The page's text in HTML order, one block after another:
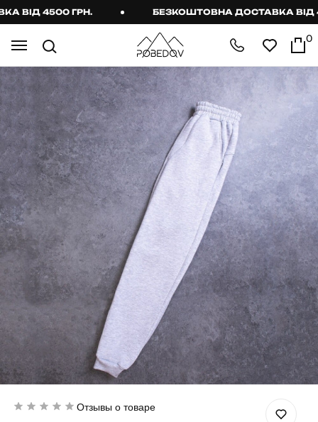
4500 ГРН. БЕЗКОШТОВНА ДОСТАВКА ВІД
0
Отзывы о товаре